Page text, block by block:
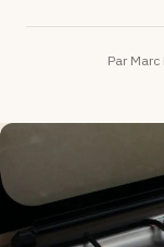
Par